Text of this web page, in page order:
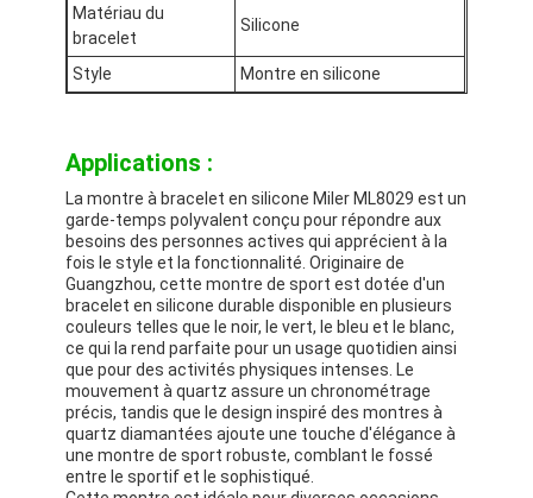
Matériau du
bracelet
Silicone
Style Montre en silicone
Applications :
La montre à bracelet en silicone Miler ML8029 est un
garde-temps polyvalent conçu pour répondre aux
besoins des personnes actives qui apprécient à la
fois le style et la fonctionnalité. Originaire de
Guangzhou, cette montre de sport est dotée d'un
bracelet en silicone durable disponible en plusieurs
couleurs telles que le noir, le vert, le bleu et le blanc,
ce qui la rend parfaite pour un usage quotidien ainsi
que pour des activités physiques intenses. Le
mouvement à quartz assure un chronométrage
précis, tandis que le design inspiré des montres à
quartz diamantées ajoute une touche d'élégance à
une montre de sport robuste, comblant le fossé
entre le sportif et le sophistiqué.